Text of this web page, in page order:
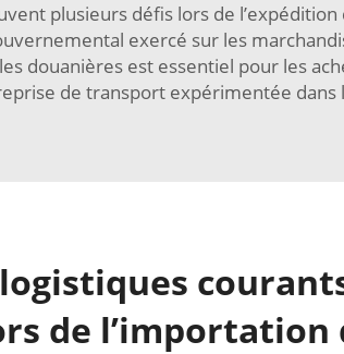
plusieurs défis lors de
exercé sur les
douanières est essentiel pour les
de transport expérimentée dans
de l’importation